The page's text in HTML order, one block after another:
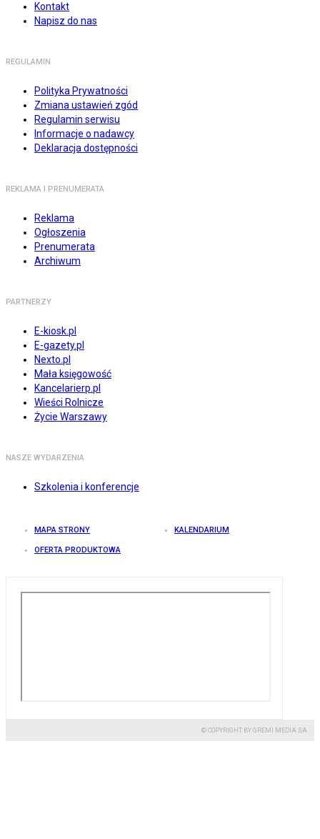
Kontakt
Napisz do nas
REGULAMIN
Polityka Prywatności
Zmiana ustawień zgód
Regulamin serwisu
Informacje o nadawcy
Deklaracja dostępności
REKLAMA I PRENUMERATA
Reklama
Ogłoszenia
Prenumerata
Archiwum
PARTNERZY
E-kiosk.pl
E-gazety.pl
Nexto.pl
Mała księgowość
Kancelarierp.pl
Wieści Rolnicze
Życie Warszawy
NASZE WYDARZENIA
Szkolenia i konferencje
MAPA STRONY KALENDARIUM
OFERTA PRODUKTOWA
© COPYRIGHT BY GREMI MEDIA SA